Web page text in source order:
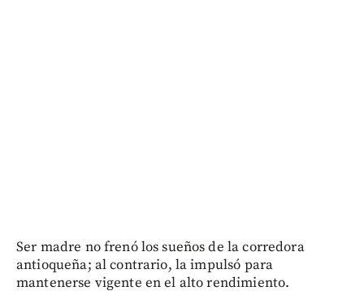
Ser madre no frenó los sueños de la corredora
antioqueña; al contrario, la impulsó para
mantenerse vigente en el alto rendimiento.